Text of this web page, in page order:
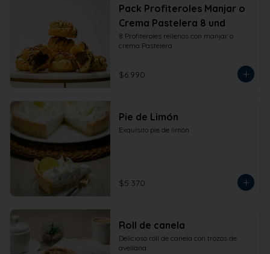
Pack Profiteroles Manjar o
Crema Pastelera 8 und
8 Profiteroles rellenos con manjar o
crema Pastelera.
$6.990
Pie de Limón
Exquisito pie de limón.
$5.370
Roll de canela
Delicioso roll de canela con trozos de
avellana.